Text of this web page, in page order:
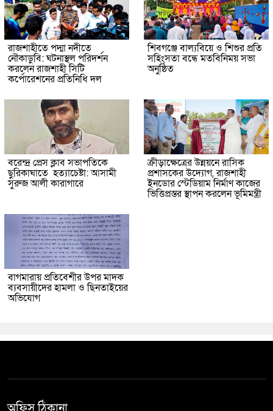
রাজশাহীতে পদ্মা নদীতে
নৌকাডুবি: ঘটনাস্থল পরিদর্শন
করলেন রাজশাহী সিটি
কর্পোরেশনের প্রতিনিধি দল
শিবগঞ্জে বাল্যবিয়ে ও শিশুর প্রতি
সহিংসতা বন্ধে মতবিনিময় সভা
অনুষ্ঠিত
বরেন্দ্র প্রেস ক্লাব সভাপতিকে
ছুরিকাঘাতে হত্যাচেষ্টা: আসামী
সুরুজ আলী কারাগারে
ক্রীড়াক্ষেত্রের উন্নয়নে রাসিক
প্রশাসকের উদ্যোগ, রাজশাহী
ইনডোর স্টেডিয়াম নির্মাণ কাজের
ভিত্তিপ্রস্তর স্থাপন করলেন ভূমিমন্ত্রী
বাগমারায় প্রতিবেশীর উপর মাদক
ব্যবসায়ীদের হামলা ও ছিনতাইয়ের
অভিযোগ